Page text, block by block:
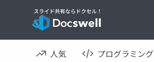
人気 プログラミング